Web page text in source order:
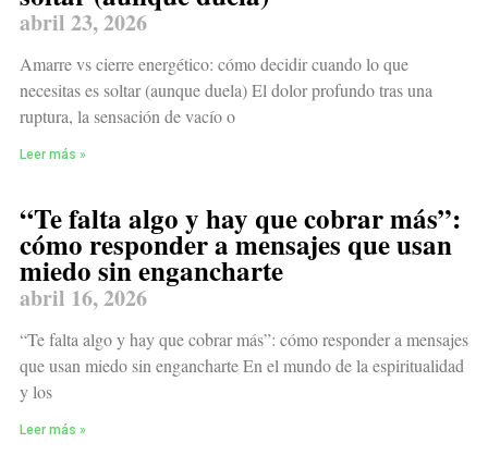
abril 23, 2026
Amarre vs cierre energético: cómo decidir cuando lo que
necesitas es soltar (aunque duela) El dolor profundo tras una
ruptura, la sensación de vacío o
Leer más »
“Te falta algo y hay que cobrar más”:
cómo responder a mensajes que usan
miedo sin engancharte
abril 16, 2026
“Te falta algo y hay que cobrar más”: cómo responder a mensajes
que usan miedo sin engancharte En el mundo de la espiritualidad
y los
Leer más »